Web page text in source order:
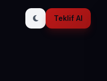
Teklif Al